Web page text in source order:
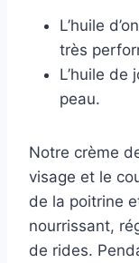
L’huile
très
L’huile
peau.
Notre crème
visage et le
de la poitrine
nourrissant,
de rides.